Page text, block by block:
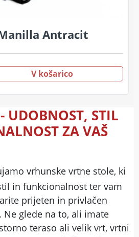
Antracit
V košarico
UDOBNOST, STIL
ZA VAŠ
vrhunske vrtne stole, ki
in funkcionalnost ter vam
prijeten in privlačen
glede na to, ali imate
teraso ali velik vrt, vrtni